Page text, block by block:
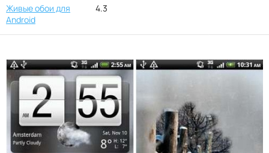
Живые обои для
Android
4.3